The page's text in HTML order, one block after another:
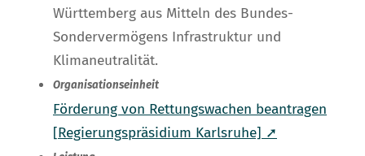
Württemberg aus Mitteln des Bundes-
Sondervermögens Infrastruktur und
Klimaneutralität.
Organisationseinheit
Förderung von Rettungswachen beantragen
[Regierungspräsidium Karlsruhe] ➚